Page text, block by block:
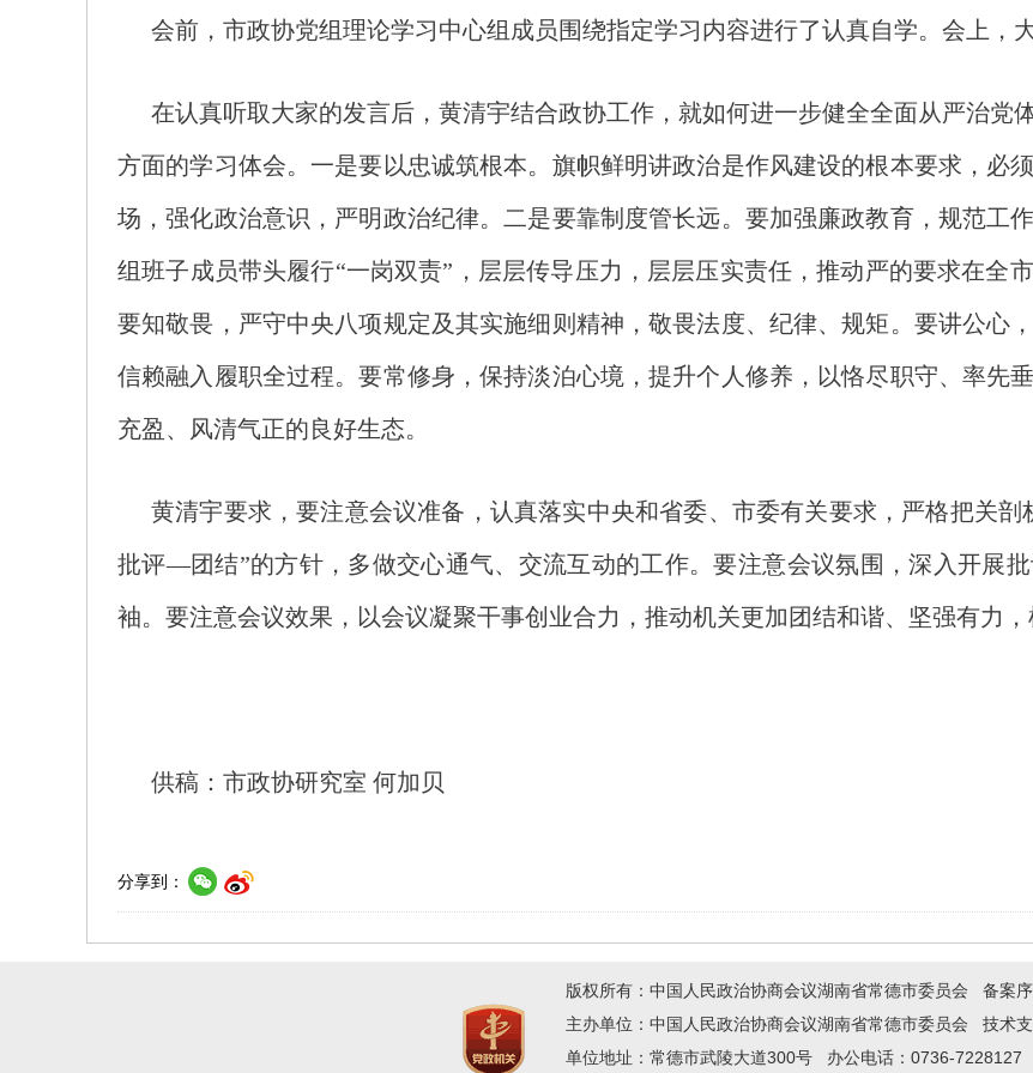
会前，市政协党组理论学习中心组成员围绕指定学习内容进行了认真自学。会上，
在认真听取大家的发言后，黄清宇结合政协工作，就如何进一步健全全面从严治党
方面的学习体会。一是要以忠诚筑根本。旗帜鲜明讲政治是作风建设的根本要求，必
场，强化政治意识，严明政治纪律。二是要靠制度管长远。要加强廉政教育，规范工
组班子成员带头履行“一岗双责”，层层传导压力，层层压实责任，推动严的要求在全
要知敬畏，严守中央八项规定及其实施细则精神，敬畏法度、纪律、规矩。要讲公心
信赖融入履职全过程。要常修身，保持淡泊心境，提升个人修养，以恪尽职守、率先
充盈、风清气正的良好生态。
黄清宇要求，要注意会议准备，认真落实中央和省委、市委有关要求，严格把关
批评—团结”的方针，多做交心通气、交流互动的工作。要注意会议氛围，深入开展
袖。要注意会议效果，以会议凝聚干事创业合力，推动机关更加团结和谐、坚强有力，
供稿：市政协研究室 何加贝
分享到：
版权所有：中国人民政治协商会议湖南省常德市委员会 备案序
主办单位：中国人民政治协商会议湖南省常德市委员会 技术
单位地址：常德市武陵大道300号 办公电话：0736-7228127